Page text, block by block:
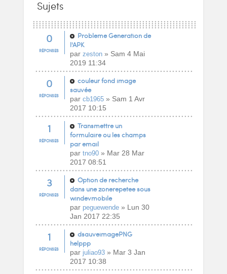
Sujets
0
RÉPONSES
Probleme Generation de
l'APK
par zeston» Sam 4 Mai
2019 11:34
0
RÉPONSES
couleur fond image
sauvée
par cb1965» Sam 1 Avr
2017 10:15
1
RÉPONSES
Transmettre un
formulaire ou les champs
par email
par tno90» Mar 28 Mar
2017 08:51
3
RÉPONSES
Option de recherche
dans une zonerepetee sous
windevmobile
par peguewende» Lun 30
Jan 2017 22:35
1
RÉPONSES
dsauveimagePNG
helppp
par juliao93» Mar 3 Jan
2017 10:38